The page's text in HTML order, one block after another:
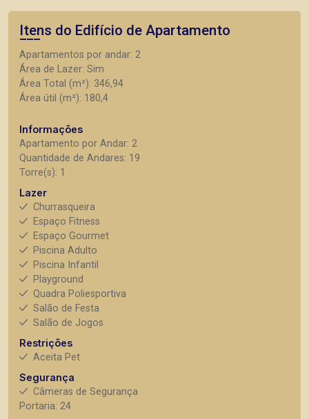
Itens do Edifício de Apartamento
Apartamentos por andar: 2
Área de Lazer: Sim
Área Total (m²): 346,94
Área útil (m²): 180,4
Informações
Apartamento por Andar: 2
Quantidade de Andares: 19
Torre(s): 1
Lazer
Churrasqueira
Espaço Fitness
Espaço Gourmet
Piscina Adulto
Piscina Infantil
Playground
Quadra Poliesportiva
Salão de Festa
Salão de Jogos
Restrições
Aceita Pet
Segurança
Câmeras de Segurança
Portaria: 24